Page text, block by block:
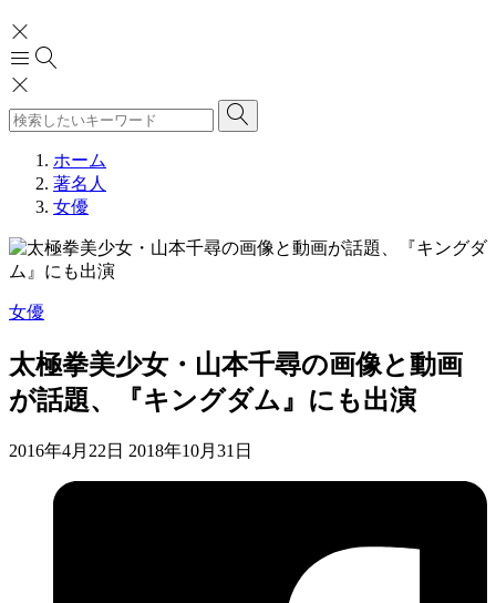
ホーム
著名人
女優
女優
太極拳美少女・山本千尋の画像と動画
が話題、『キングダム』にも出演
2016年4月22日 2018年10月31日